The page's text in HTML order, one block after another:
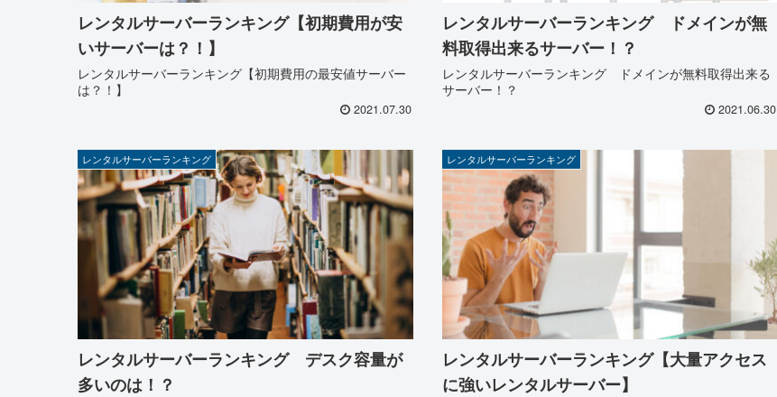
レンタルサーバーランキング【初期費用が安
いサーバーは？！】
レンタルサーバーランキング【初期費用の最安値サーバー
は？！】
2021.07.30
レンタルサーバーランキング ドメインが無
料取得出来るサーバー！？
レンタルサーバーランキング ドメインが無料取得出来る
サーバー！？
2021.06.30
レンタルサーバーランキング
レンタルサーバーランキング デスク容量が
多いのは！？
レンタルサーバーランキング
レンタルサーバーランキング【大量アクセス
に強いレンタルサーバー】